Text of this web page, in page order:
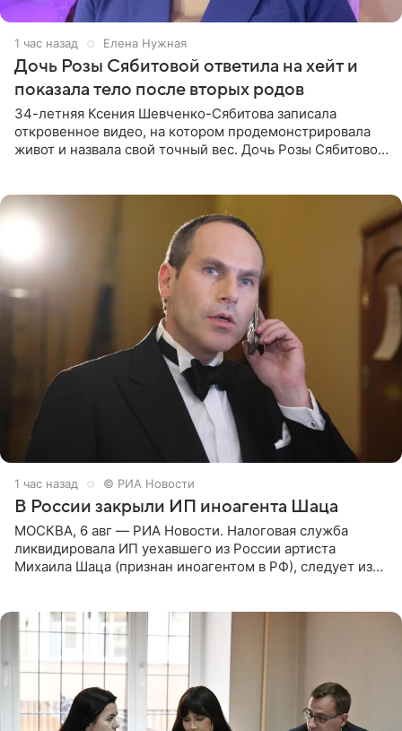
1 час назад Елена Нужная
Дочь Розы Сябитовой ответила на хейт и
показала тело после вторых родов
34-летняя Ксения Шевченко-Сябитова записала
откровенное видео, на котором продемонстрировала
живот и назвала свой точный вес. Дочь Розы Сябитовой
1 час назад © РИА Новости
В России закрыли ИП иноагента Шаца
МОСКВА, 6 авг — РИА Новости. Налоговая служба
ликвидировала ИП уехавшего из России артиста
Михаила Шаца (признан иноагентом в РФ), следует из